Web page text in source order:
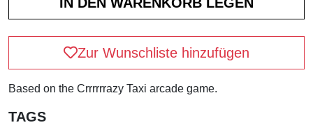
Zur Wunschliste hinzufügen
Based on the Crrrrrrazy Taxi arcade game.
TAGS